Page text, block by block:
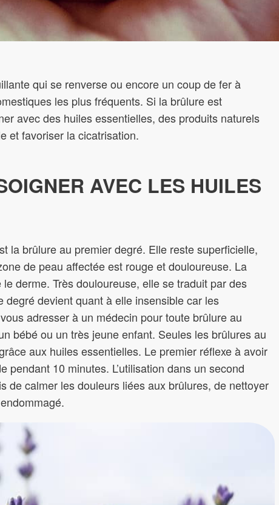
qui se renverse ou encore un coup de fer à
les plus fréquents. Si la brûlure est
avec des huiles essentielles, des produits naturels
et favoriser la cicatrisation.
AVEC LES HUILES
la brûlure au premier degré. Elle reste superficielle,
de peau affectée est rouge et douloureuse. La
derme. Très douloureuse, elle se traduit par des
devient quant à elle insensible car les
adresser à un médecin pour toute brûlure au
bébé ou un très jeune enfant. Seules les brûlures au
aux huiles essentielles. Le premier réflexe à avoir
pendant 10 minutes. L’utilisation dans un second
de calmer les douleurs liées aux brûlures, de nettoyer